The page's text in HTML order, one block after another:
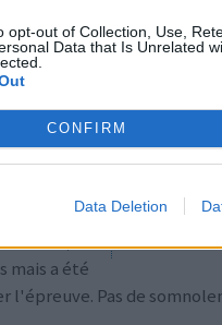
opt-out of Collection, Use,
Data that Is Unrelated
CONFIRM
Data Deletion
Quantité effets
de
mais a été
Pas de